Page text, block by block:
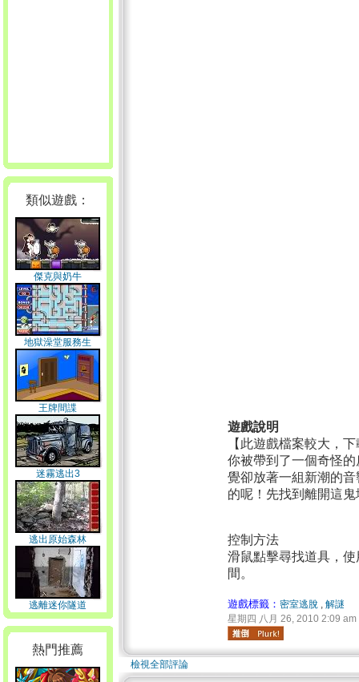
類似遊戲：
傑克與奶牛
地獄澡堂服務生
王牌間諜
迷霧逃出3
逃出原始森林
逃離迷你隧道
熱門推薦
遊戲說明
【此遊戲檔案較大，
你被帶到了一個奇怪
覺卻放著一組新潮的
的呢！先找到離開這
控制方法
滑鼠點擊尋找道具，
間。
遊戲標籤： 密室逃脫 , 解謎
星期四 八月 26, 2010 2:09 am
檢視全部評論